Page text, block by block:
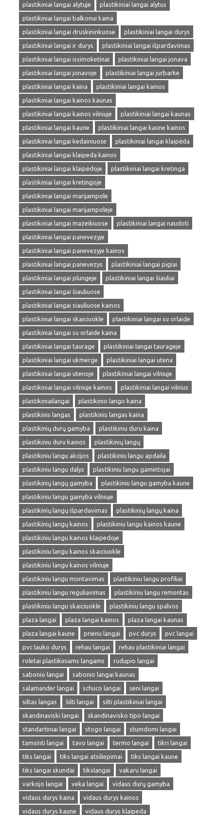
plastikiniai langai alytuje
plastikiniai langai alytus
plastikiniai langai balkonui kaina
plastikiniai langai druskininkuose
plastikiniai langai durys
plastikiniai langai ir durys
plastikiniai langai išpardavimas
plastikiniai langai issimoketinai
plastikiniai langai jonava
plastikiniai langai jonavoje
plastikiniai langai jurbarke
plastikiniai langai kaina
plastikiniai langai kainos
plastikiniai langai kainos kaunas
plastikiniai langai kainos vilniuje
plastikiniai langai kaunas
plastikiniai langai kaune
plastikiniai langai kaune kainos
plastikiniai langai kedainiuose
plastikiniai langai klaipėda
plastikiniai langai klaipeda kainos
plastikiniai langai klaipėdoje
plastikiniai langai kretinga
plastikiniai langai kretingoje
plastikiniai langai marijampole
plastikiniai langai marijampoleje
plastikiniai langai mazeikiuose
plastikiniai langai naudoti
plastikiniai langai panevezyje
plastikiniai langai panevezyje kainos
plastikiniai langai panevezys
plastikiniai langai pigiai
plastikiniai langai plungeje
plastikiniai langai šiauliai
plastikiniai langai šiauliuose
plastikiniai langai siauliuose kainos
plastikiniai langai skaiciuokle
plastikiniai langai su orlaide
plastikiniai langai su orlaide kaina
plastikiniai langai taurage
plastikiniai langai taurageje
plastikiniai langai ukmerge
plastikiniai langai utena
plastikiniai langai utenoje
plastikiniai langai vilniuje
plastikiniai langai vilniuje kainos
plastikiniai langai vilnius
plastikiniailangai
plastikinio lango kaina
plastikinis langas
plastikinis langas kaina
plastikinių durų gamyba
plastikiniu duru kaina
plastikiniu duru kainos
plastikinių langų
plastikiniu langu akcijos
plastikiniu langu apdaila
plastikiniu langu dalys
plastikiniu langu gamintojai
plastikinių langų gamyba
plastikiniu langu gamyba kaune
plastikiniu langu gamyba vilniuje
plastikinių langų išpardavimas
plastikinių langų kaina
plastikinių langų kainos
plastikiniu langu kainos kaune
plastikiniu langu kainos klaipedoje
plastikiniu langu kainos skaiciuokle
plastikiniu langu kainos vilniuje
plastikiniu langu montavimas
plastikiniu langu profiliai
plastikiniu langu reguliavimas
plastikiniu langu remontas
plastikiniu langu skaiciuokle
plastikiniu langu spalvos
plaza langai
plaza langai kainos
plaza langai kaunas
plaza langai kaune
prienu langai pvc durys
pvc langai
pvc lauko durys
rehau langai
rehau plastikiniai langai
roletai plastikiniams langams
rudupio langai
sabonio langai
sabonio langai kaunas
salamander langai
schuco langai
seni langai
siltas langas
šilti langai
silti plastikiniai langai
skandinaviski langai
skandinavisko tipo langai
standartiniai langai
stogo langai
stumdomi langai
tamsinti langai
tavo langai termo langai
tikri langai
tiks langai
tiks langai atsiliepimai
tiks langai kaune
tiks langai skundai
tikslangai
vakaru langai
varkojo langai
veka langai
vidaus durų gamyba
vidaus durys kaina
vidaus durys kainos
vidaus durys kaune
vidaus durys klaipeda